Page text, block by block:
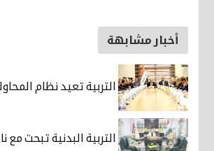
أخبار مشابهة
التربية تعيد نظام
التربية البدنية تبحث